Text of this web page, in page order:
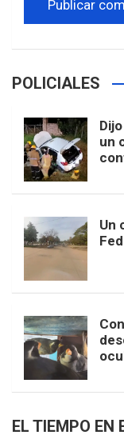
POLICIALES
un
Un
EL TIEMPO EN